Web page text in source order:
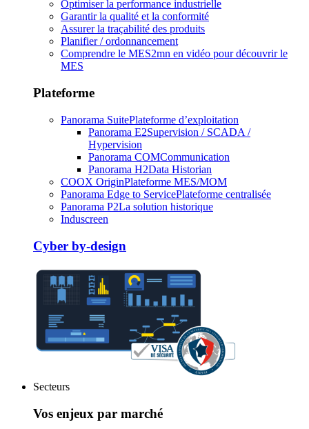
Optimiser la performance industrielle
Garantir la qualité et la conformité
Assurer la traçabilité des produits
Planifier / ordonnancement
Comprendre le MES2mn en vidéo pour découvrir le
MES
Plateforme
Panorama SuitePlateforme d’exploitation
Panorama E2Supervision / SCADA /
Hypervision
Panorama COMCommunication
Panorama H2Data Historian
COOX OriginPlateforme MES/MOM
Panorama Edge to ServicePlateforme centralisée
Panorama P2La solution historique
Induscreen
Cyber by-design
Secteurs
Vos enjeux par marché